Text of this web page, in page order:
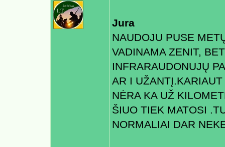
Jura
NAUDOJU PUSE
VADINAMA ZENIT,
INFRARAUDONUJŲ
AR I
NĖRA KA UŽ
ŠIUO TIEK MATOSI
NORMALIAI DAR